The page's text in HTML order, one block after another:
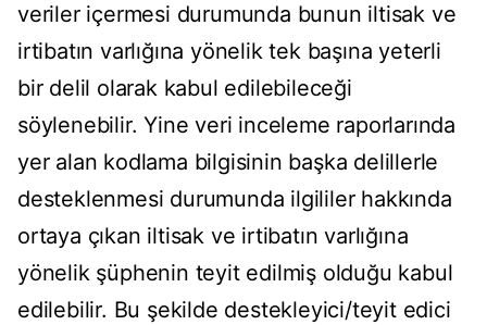
veriler içermesi durumunda bunun iltisak ve
irtibatın varlığına yönelik tek başına yeterli
bir delil olarak kabul edilebileceği
söylenebilir. Yine veri inceleme raporlarında
yer alan kodlama bilgisinin başka delillerle
desteklenmesi durumunda ilgililer hakkında
ortaya çıkan iltisak ve irtibatın varlığına
yönelik şüphenin teyit edilmiş olduğu kabul
edilebilir. Bu şekilde destekleyici/teyit edici